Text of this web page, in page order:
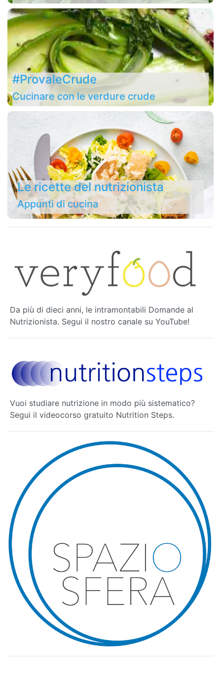
#ProvaleCrude
Cucinare con le verdure crude
Le ricette del nutrizionista
Appunti di cucina
Da più di dieci anni, le intramontabili Domande al
Nutrizionista. Segui il nostro canale su YouTube!
Vuoi studiare nutrizione in modo più sistematico?
Segui il videocorso gratuito Nutrition Steps.